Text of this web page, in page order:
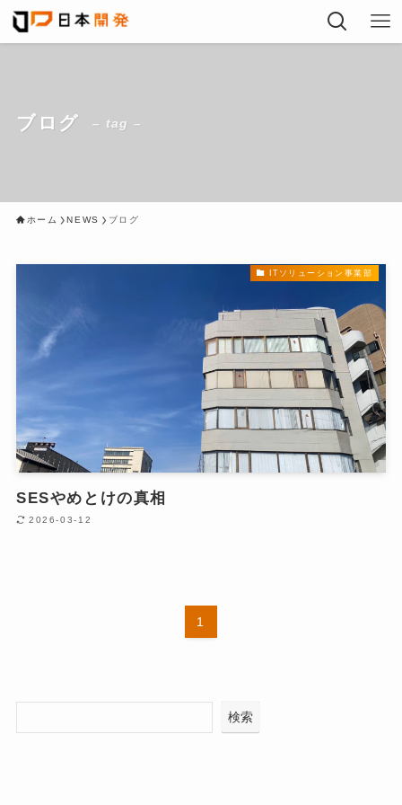
ブログ – tag –
ホーム NEWS ブログ
ITソリューション事業部
SESやめとけの真相
2026-03-12
1
検索